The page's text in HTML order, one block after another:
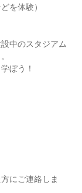
を体験）
中のスタジアム
ぼう！
にご連絡しま